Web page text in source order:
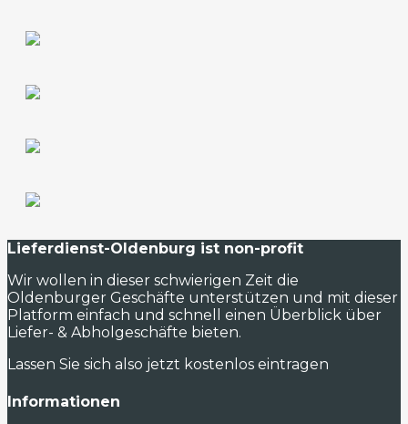
Lieferdienst-Oldenburg ist non-profit
Wir wollen in dieser schwierigen Zeit die
Oldenburger Geschäfte unterstützen und mit dieser
Platform einfach und schnell einen Überblick über
Liefer- & Abholgeschäfte bieten.
Lassen Sie sich also jetzt kostenlos eintragen
Informationen